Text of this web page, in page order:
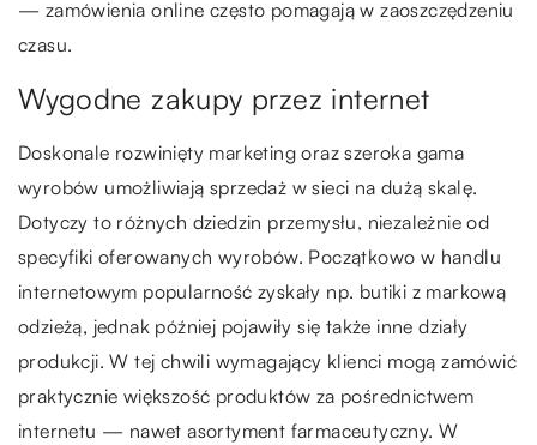
— zamówienia online często pomagają w zaoszczędzeniu
czasu.
Wygodne zakupy przez internet
Doskonale rozwinięty marketing oraz szeroka gama
wyrobów umożliwiają sprzedaż w sieci na dużą skalę.
Dotyczy to różnych dziedzin przemysłu, niezależnie od
specyfiki oferowanych wyrobów. Początkowo w handlu
internetowym popularność zyskały np. butiki z markową
odzieżą, jednak później pojawiły się także inne działy
produkcji. W tej chwili wymagający klienci mogą zamówić
praktycznie większość produktów za pośrednictwem
internetu — nawet asortyment farmaceutyczny. W